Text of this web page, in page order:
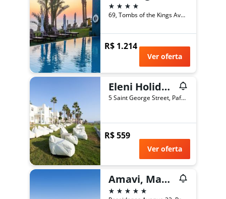
4 estrelas
69, Tombs of the Kings Avenue, Pafos, Chipre
R$ 1.214
Ver oferta
Eleni Holiday Resort
5 Saint George Street, Pafos, Chipre
R$ 559
Ver oferta
Amavi, Madefortwo Hotels - Paphos
5 estrelas